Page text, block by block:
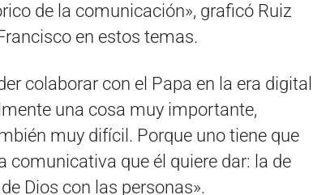
de la comunicación», graficó Ruiz
en estos temas.
colaborar con el Papa en la era digital
una cosa muy importante,
muy difícil. Porque uno tiene que
comunicativa que él quiere dar: la de
Dios con las personas».